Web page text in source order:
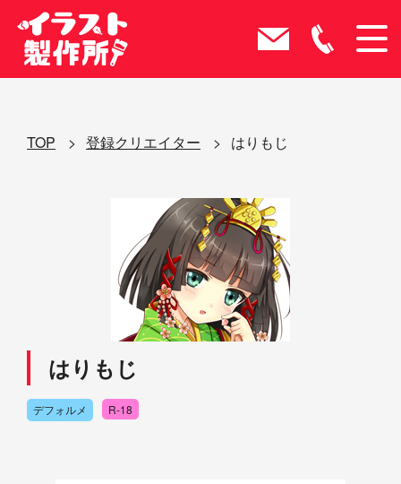
TOP 登録クリエイター はりもじ
はりもじ
デフォルメ R-18